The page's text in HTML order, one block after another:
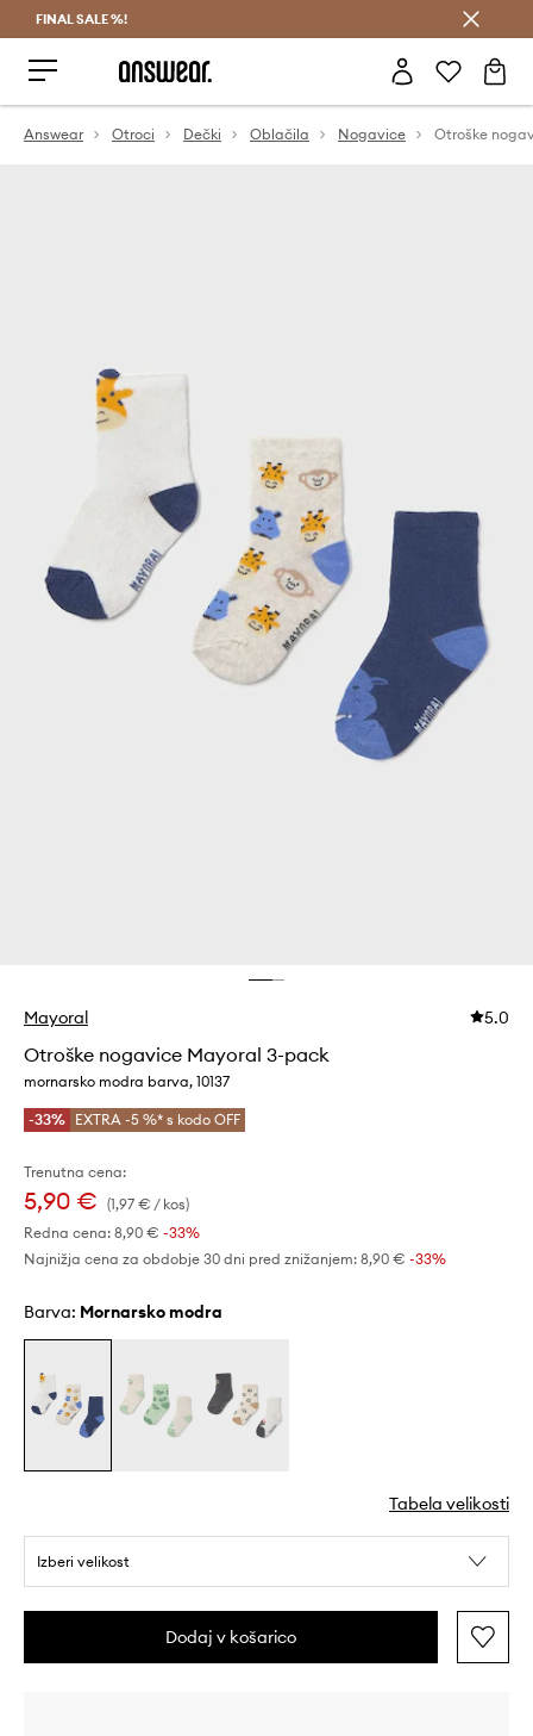
FINAL SALE %!
Answear Otroci Dečki Oblačila Nogavice Otroške
Mayoral 5.0
Otroške nogavice Mayoral 3-pack
mornarsko modra barva, 10137
-33% EXTRA -5 %* s kodo OFF
Trenutna cena:
5,90 € (1,97 € / kos)
Redna cena: 8,90 € -33%
Najnižja cena za obdobje 30 dni pred znižanjem: 8,90 € -33%
Barva: mornarsko modra
Tabela velikosti
Izberi velikost
Dodaj v košarico